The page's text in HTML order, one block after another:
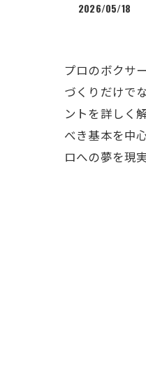
2026/05/18
プロのボクサ
づくりだけで
ントを詳しく
べき基本を中
ロへの夢を現